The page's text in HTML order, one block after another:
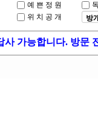
예쁜정원
위치공개
가능합니다. 방문